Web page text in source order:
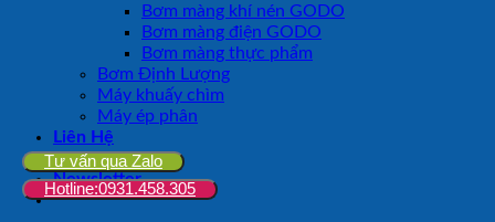
Bơm màng khí nén GODO
Bơm màng điện GODO
Bơm màng thực phẩm
Bơm Định Lượng
Máy khuấy chìm
Máy ép phân
Liên Hệ
Đăng nhập
Newsletter
Tư vấn qua Zalo
Hotline:0931.458.305